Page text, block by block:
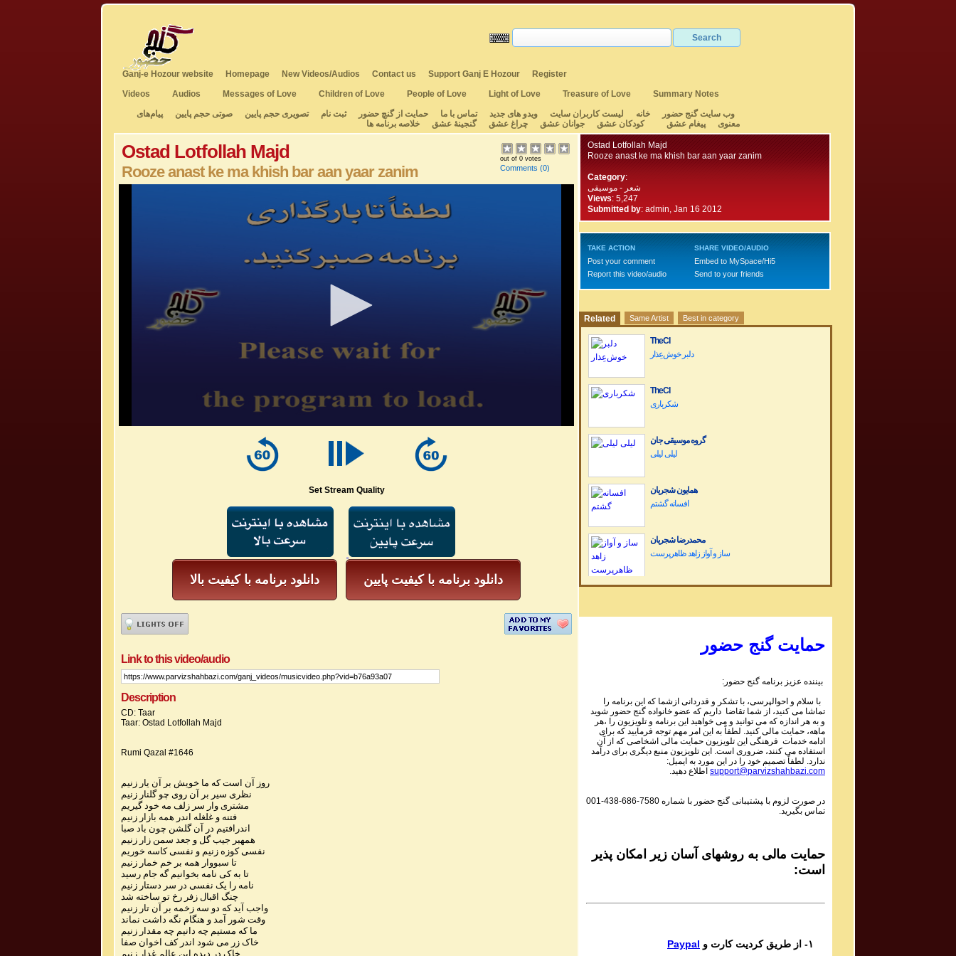
Ganj-e Hozour website Homepage New Videos/Audios Contact us Support Ganj E Hozour
Register
Videos
Audios Messages of Love Children of Love People of Love Light of Love Treasure of Love
Summary Notes
وب سایت گنج حضور
خانه لیست کاربران سایت ویدو های جدید تماس با ما حمایت از گنچ حضور ثبت نام تصویری حجم پایین صوتی حجم پایین
پیام‌های
معنوی
پیغام عشق کودکان عشق جوانان عشق چراغ عشق گنجینهٔ عشق خلاصه برنامه ها
Ostad Lotfollah Majd
Rooze anast ke ma khish bar aan yaar zanim
out of 0 votes
Comments (0)
Set Stream Quality
دانلود برنامه با کیفیت بالا دانلود برنامه با کیفیت پایین
Link to this video/audio
Description
CD: Taar
Taar: Ostad Lotfollah Majd
Rumi Qazal #1646
روز آن است که ما خویش بر آن یار زنیم
نظری سیر بر آن روی چو گلنار زنیم
مشتری وار سر زلف مه خود گیریم
فتنه و غلغله اندر همه بازار زنیم
اندرافتیم در آن گلشن چون باد صبا
همهبر جیب گل و جعد سمن زار زنیم
نفسی کوزه زنیم و نفسی کاسه خوریم
تا سبووار همه بر خم خمار زنیم
تا به کی نامه بخوانیم گه جام رسید
نامه را یک نفسی در سر دستار زنیم
چنگ اقبال زفر رخ تو ساخته شد
واجب آید که دو سه زخمه بر آن تار زنیم
وقت شور آمد و هنگام نگه داشت نماند
ما که مستیم چه دانیم چه مقدار زنیم
خاک زر می شود اندر کف اخوان صفا
خاک در دیده این عالم غدار زنیم
Ostad Lotfollah Majd
Rooze anast ke ma khish bar aan yaar zanim
Category:
شعر - موسیقی
Views: 5,247
Submitted by: admin, Jan 16 2012
TAKE ACTION
Post your comment
Report this video/audio
SHARE VIDEO/AUDIO
Embed to MySpace/Hi5
Send to your friends
Related Same Artist Best in category
TheCI
دلبر خوش‌عِذار
TheCI
شکرباری
گروه موسیقی جان
لیلی لیلی
همایون شجریان
افسانه گشتم
محمدرضا شجریان
Dariush Band Concert کنسرت گروه داریوش
Sadiq Tarif صدیق تعریف
Shaneh Bar Zolf
Mohsen Daie Nabi محسن دايی نبی
Mastaneh Sho
Dar in Raghs o Dar In Hayo hooy
Baagh e Nazar
Bigharar
Del Ava Ensemble گروه دل آوا
Reng
حمایت گنج حضور
بیننده عزیز برنامه گنج حضور:
با سلام و احوالپرسی، با تشکر و قدردانی ازشما که این برنامه را
تماشا می کنید، از شما تقاضا داریم که عضو خانواده گنج حضور شوید
و به هر اندازه که می توانید و می خواهید این برنامه و تلویزیون را ،هر
ماهه، حمایت مالی کنید. لطفاً به این امر مهم توجه فرمایید که برای
ادامه خدمات فرهنگی این تلویزیون حمایت مالی اشخاصی که از آن
استفاده می کنند، ضروری است. این تلویزیون منبع دیگری برای درآمد
ندارد. لطفاً تصمیم خود را در این مورد به ایمیل:
support@parvizshahbazi.com اطلاع دهید.
در صورت لزوم با ‍پشتیبانی گنج حضور با شماره 001-438-686-7580
تماس بگیرید.
حمایت مالی به روشهای آسان زیر امکان پذیر
است:
Paypal